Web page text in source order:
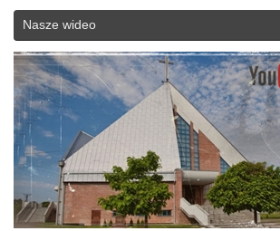
Nasze wideo